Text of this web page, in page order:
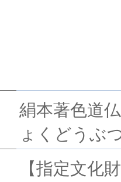
絹本著色道
ょくどうぶ
【指定文化